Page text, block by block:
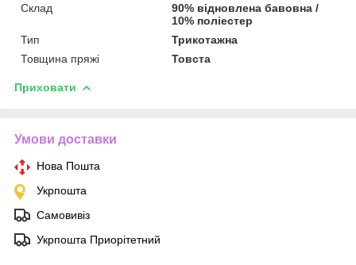
Склад
90% відновлена бавовна /
10% поліестер
Тип
Трикотажна
Товщина пряжі
Товста
Приховати
Умови доставки
Нова Пошта
Укрпошта
Самовивіз
Укрпошта Приорітетний